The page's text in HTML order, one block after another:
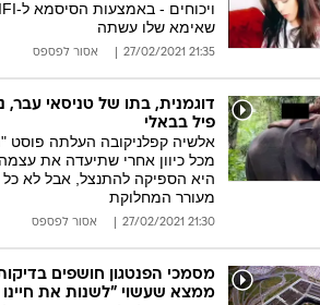
שאימא שלו עשתה
21:35 27/02/2021 אסור לפספס
דוגמנית, בתו של טניסאי
פיל בבאלי
אלשיה קפלניקובה העלתה פוסט
מכל כיוון אחרי שתיעדה את
היא הספיקה להתנצל, אבל לא כל
מעורר המחלוקת
21:30 27/02/2021 אסור לפספס
מסמכי הפנטגון חושפים
ממצא שעשוי "לשנות את